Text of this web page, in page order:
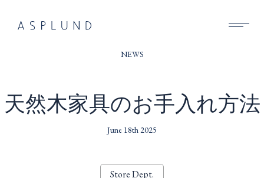
BUSINESS
COMPANY
RECRUIT
NEWS
NEWS
天然木家具のお手入れ方法
June 18th 2025
Store Dept.